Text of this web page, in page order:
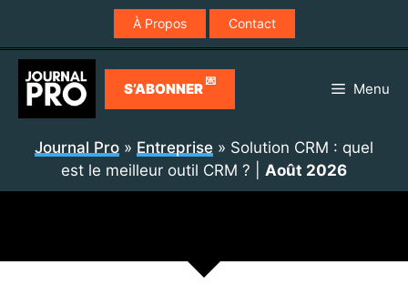
contenu
À Propos Contact
S’ABONNER 💌 Menu
Journal Pro » Entreprise » Solution CRM : quel
est le meilleur outil CRM ?
Août 2026